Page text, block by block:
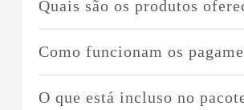
Quais são os produtos
Individual Prime: Oferecemos
Como funcionam os
variar de acordo com o consumo,
O que está incluso no